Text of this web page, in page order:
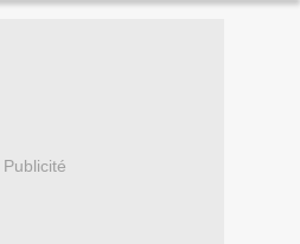
Publicité